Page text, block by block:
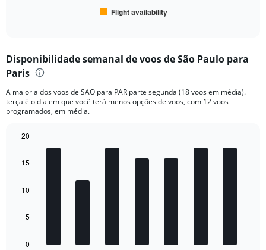
Range:
6
The
chart
has
displaying
of
100.
Flight availability
Disponibilidade semanal de voos de São Paulo para
Paris
A maioria dos voos de SAO para PAR parte segunda (18 voos em média).
terça é o dia em que você terá menos opções de voos, com 12 voos
programados, em média.
chart
with
bars.
chart
0
5
10
15
20